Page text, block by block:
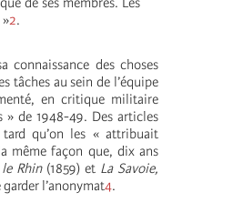
2.
connaissance des choses
tâches au sein de l’équipe
en critique militaire
» de 1948-49. Des articles
qu’on les « attribuait
même façon que, dix ans
Rhin(1859) et La Savoie,
l’anonymat4.